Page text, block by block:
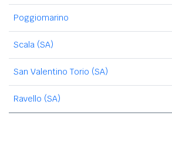
Poggiomarino
Scala (SA)
San Valentino Torio (SA)
Ravello (SA)